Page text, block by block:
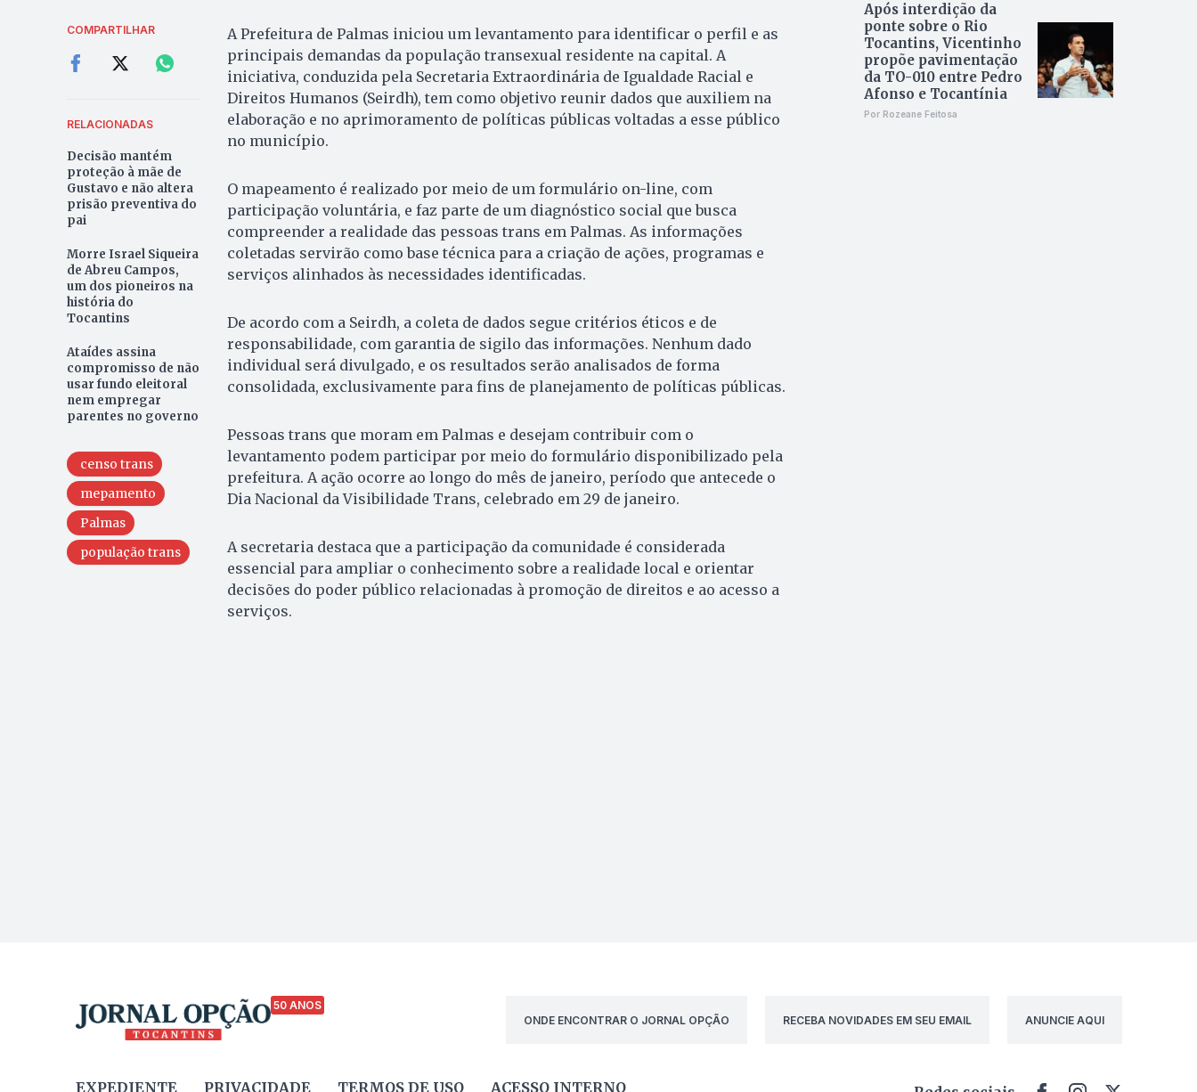
COMPARTILHAR
RELACIONADAS
Decisão mantém
proteção à mãe de
Gustavo e não altera
prisão preventiva do
pai
Morre Israel Siqueira
de Abreu Campos,
um dos pioneiros na
história do
Tocantins
Ataídes assina
compromisso de não
usar fundo eleitoral
nem empregar
parentes no governo
censo trans
mepamento
Palmas
população trans
A Prefeitura de Palmas iniciou um levantamento para identificar o perfil e as
principais demandas da população transexual residente na capital. A
iniciativa, conduzida pela Secretaria Extraordinária de Igualdade Racial e
Direitos Humanos (Seirdh), tem como objetivo reunir dados que auxiliem na
elaboração e no aprimoramento de políticas públicas voltadas a esse público
no município.
O mapeamento é realizado por meio de um formulário on-line, com
participação voluntária, e faz parte de um diagnóstico social que busca
compreender a realidade das pessoas trans em Palmas. As informações
coletadas servirão como base técnica para a criação de ações, programas e
serviços alinhados às necessidades identificadas.
De acordo com a Seirdh, a coleta de dados segue critérios éticos e de
responsabilidade, com garantia de sigilo das informações. Nenhum dado
individual será divulgado, e os resultados serão analisados de forma
consolidada, exclusivamente para fins de planejamento de políticas públicas.
Pessoas trans que moram em Palmas e desejam contribuir com o
levantamento podem participar por meio do formulário disponibilizado pela
prefeitura. A ação ocorre ao longo do mês de janeiro, período que antecede o
Dia Nacional da Visibilidade Trans, celebrado em 29 de janeiro.
A secretaria destaca que a participação da comunidade é considerada
essencial para ampliar o conhecimento sobre a realidade local e orientar
decisões do poder público relacionadas à promoção de direitos e ao acesso a
serviços.
Após interdição da
ponte sobre o Rio
Tocantins, Vicentinho
propõe pavimentação
da TO-010 entre Pedro
Afonso e Tocantínia
Por Rozeane Feitosa
50 ANOS
ONDE ENCONTRAR O JORNAL OPÇÃO
RECEBA NOVIDADES EM SEU EMAIL ANUNCIE AQUI
EXPEDIENTE PRIVACIDADE TERMOS DE USO ACESSO INTERNO